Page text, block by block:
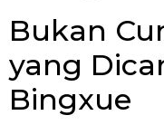
Bukan
yang
Bingxue